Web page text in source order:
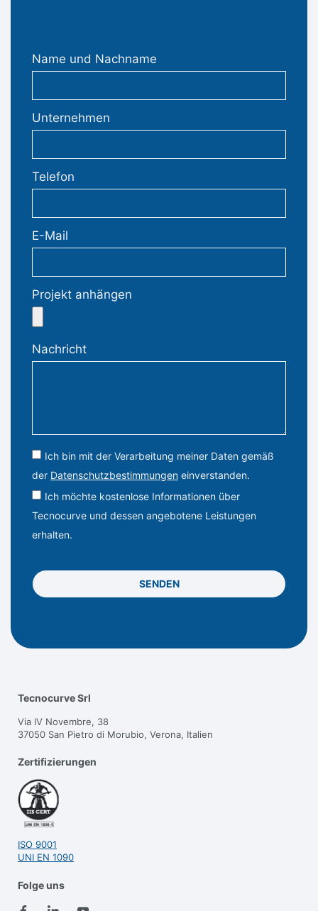
Name und Nachname
Unternehmen
Telefon
E-Mail
Projekt anhängen
Nachricht
Ich bin mit der Verarbeitung meiner Daten gemäß
der Datenschutzbestimmungen einverstanden.
Ich möchte kostenlose Informationen über
Tecnocurve und dessen angebotene Leistungen
erhalten.
SENDEN
Tecnocurve Srl
Via IV Novembre, 38
37050 San Pietro di Morubio, Verona, Italien
Zertifizierungen
ISO 9001
UNI EN 1090
Folge uns